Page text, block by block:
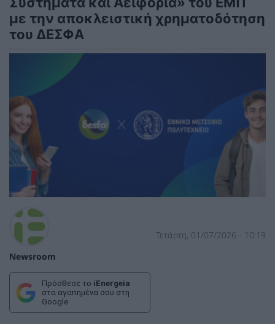
με την αποκλειστική χρηματοδότηση
του ΔΕΣΦΑ
Newsroom
Τετάρτη, 01/07/2026 - 10:19
Πρόσθεσε το iEnergeia
στα αγαπημένα σου στη
Google